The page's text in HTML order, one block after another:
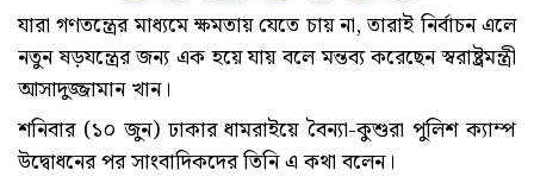
যারা গণতন্ত্রের মাধ্যমে ক্ষমতায় যেতে চায় না, তারাই নির্বাচন এলে
নতুন ষড়যন্ত্রের জন্য এক হয়ে যায় বলে মন্তব্য করেছেন স্বরাষ্ট্রমন্ত্রী
আসাদুজ্জামান খান।
শনিবার (১০ জুন) ঢাকার ধামরাইয়ে বৈন্যা-কুশুরা পুলিশ ক্যাম্প
উদ্বোধনের পর সাংবাদিকদের তিনি এ কথা বলেন।